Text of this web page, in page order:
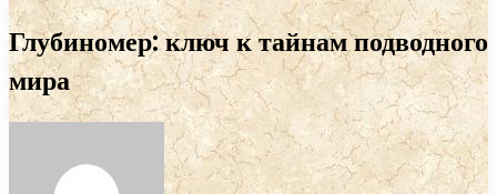
Глубиномер: ключ к тайнам подводного
мира